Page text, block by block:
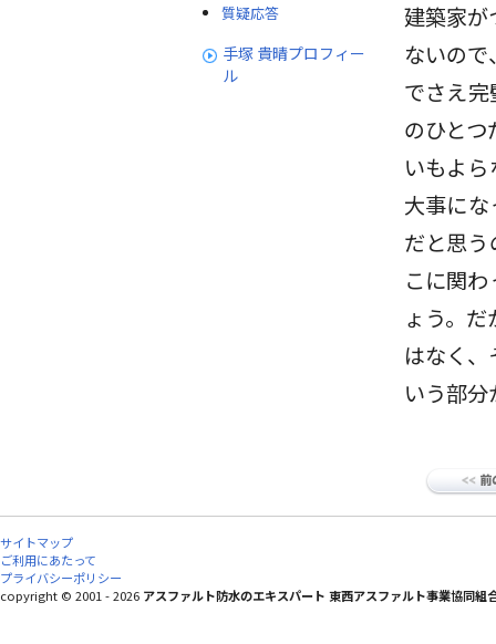
質疑応答
手塚 貴晴プロフィー
ル
建築家が
ないの
でさえ
のひと
いもよ
大事に
だと思
こに関
ょう。
はなく
いう部
サイトマップ
ご利用にあたって
プライバシーポリシー
copyright © 2001 - 2026 アスファルト防水のエキスパート 東西アスファルト事業協同組